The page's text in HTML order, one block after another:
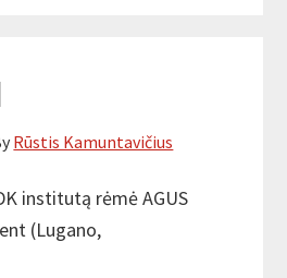
Rūstis Kamuntavičius
institutą rėmė AGUS
(Lugano,